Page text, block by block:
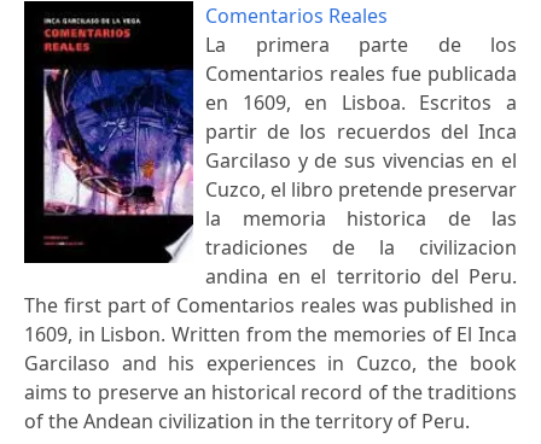
Comentarios Reales
La primera parte de los
Comentarios reales fue publicada
en 1609, en Lisboa. Escritos a
partir de los recuerdos del Inca
Garcilaso y de sus vivencias en el
Cuzco, el libro pretende preservar
la memoria historica de las
tradiciones de la civilizacion
andina en el territorio del Peru.
The first part of Comentarios reales was published in
1609, in Lisbon. Written from the memories of El Inca
Garcilaso and his experiences in Cuzco, the book
aims to preserve an historical record of the traditions
of the Andean civilization in the territory of Peru.